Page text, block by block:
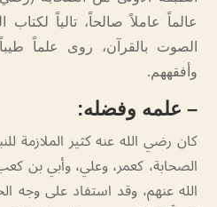
عالماً عاملاً صالحاً، تالياً
الصوت بالقرآن، روى علماً
وأفقههم.
– علمه وفضله:
كان رضي الله عنه كثير الملازمة
الصحابة، كعمر، وعلي، وأبي بن
الله عنهم، وقد استفاد على